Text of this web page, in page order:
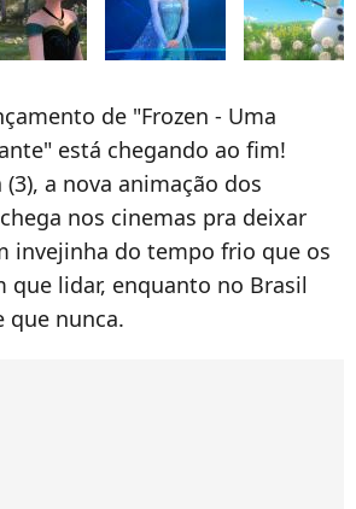
de "Frozen - Uma
está chegando ao fim!
a nova animação dos
chega nos cinemas pra deixar
invejinha do tempo frio que os
que lidar, enquanto no Brasil
que nunca.